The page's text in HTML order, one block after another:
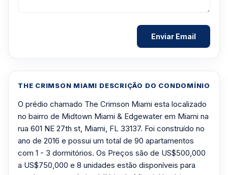
THE CRIMSON MIAMI DESCRIÇÃO DO CONDOMÍNIO
O prédio chamado The Crimson Miami esta localizado
no bairro de Midtown Miami & Edgewater em Miami na
rua 601 NE 27th st, Miami, FL 33137. Foi construído no
ano de 2016 e possui um total de 90 apartamentos
com 1 - 3 dormitórios. Os Preços são de US$500,000
a US$750,000 e 8 unidades estão disponíveis para